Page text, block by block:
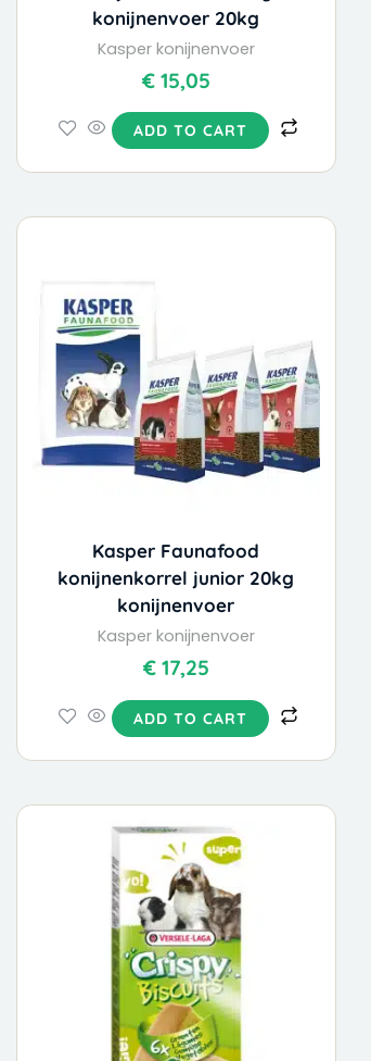
konijnenvoer 20kg
Kasper konijnenvoer
€15,05
ADD TO CART
Kasper Faunafood
konijnenkorrel junior 20kg
konijnenvoer
Kasper konijnenvoer
€17,25
ADD TO CART